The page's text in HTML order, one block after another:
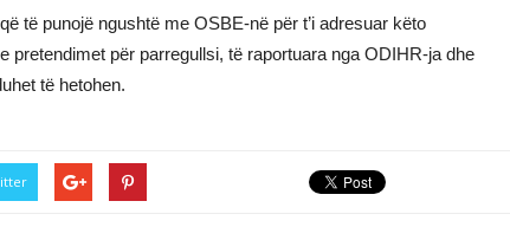
të punojë ngushtë me OSBE-në për t’i adresuar këto
pretendimet për parregullsi, të raportuara nga ODIHR-ja dhe
të hetohen.